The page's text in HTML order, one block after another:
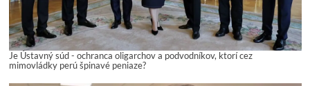
Je Ústavný súd - ochranca oligarchov a podvodníkov, ktorí cez
mimovládky perú špinavé peniaze?